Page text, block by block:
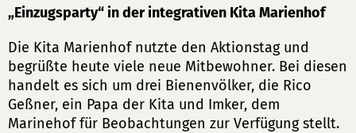
„Einzugsparty“ in der integrativen Kita Marienhof
Die Kita Marienhof nutzte den Aktionstag und
begrüßte heute viele neue Mitbewohner. Bei diesen
handelt es sich um drei Bienenvölker, die Rico
Geßner, ein Papa der Kita und Imker, dem
Marinehof für Beobachtungen zur Verfügung stellt.